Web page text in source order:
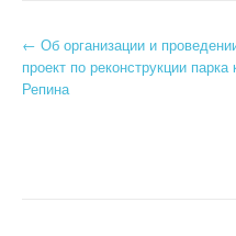
Post navigation
← Об организации и
проект по реконструкции
Репина